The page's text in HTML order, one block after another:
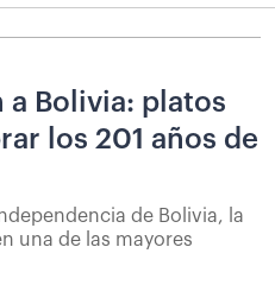
a Bolivia: platos
los 201 años de
de Bolivia, la
una de las mayores